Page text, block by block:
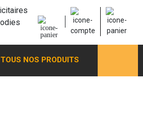
TOUS NOS PRODUITS